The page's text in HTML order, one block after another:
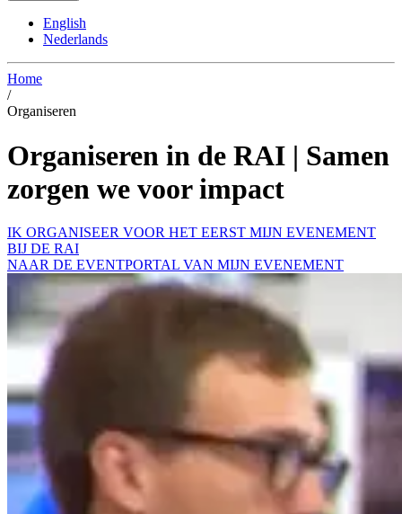
English
Nederlands
Home
/
Organiseren
Organiseren in de RAI | Samen
zorgen we voor impact
IK ORGANISEER VOOR HET EERST MIJN EVENEMENT
BIJ DE RAI
NAAR DE EVENTPORTAL VAN MIJN EVENEMENT